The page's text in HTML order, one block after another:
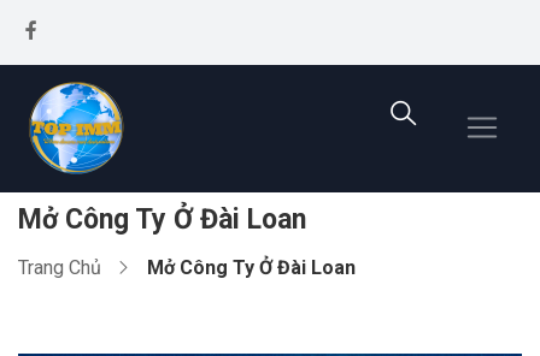
Mở Công Ty Ở Đài Loan
Trang Chủ Mở Công Ty Ở Đài Loan